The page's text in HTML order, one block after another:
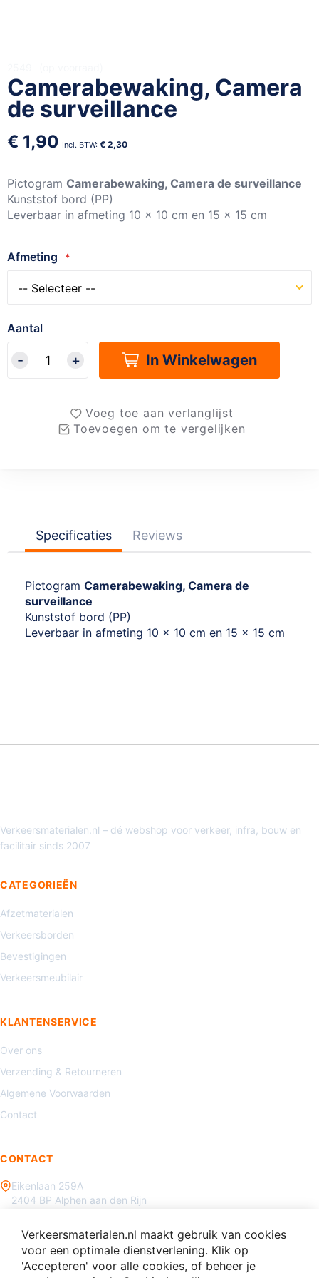
Camerabewaking, Camera
de surveillance
€ 1,90 € 2,30
Pictogram Camerabewaking, Camera de surveillance
Kunststof bord (PP)
Leverbaar in afmeting 10 x 10 cm en 15 x 15 cm
Afmeting
Aantal
In Winkelwagen
Voeg toe aan verlanglijst
Toevoegen om te vergelijken
naar
het
begin
de
gallerij
Specificaties Reviews
Pictogram Camerabewaking, Camera de
surveillance
Kunststof bord (PP)
Leverbaar in afmeting 10 x 10 cm en 15 x 15 cm
Verkeersmaterialen.nl – dé webshop voor verkeer, infra, bouw en
facilitair sinds 2007
CATEGORIEËN
Afzetmaterialen
Verkeersborden
Bevestigingen
Verkeersmeubilair
KLANTENSERVICE
Over ons
Verzending & Retourneren
Algemene Voorwaarden
Contact
CONTACT
Eikenlaan 259A
2404 BP Alphen aan den Rijn
info@verkeersmaterialen.nl
Verkeersmaterialen.nl maakt gebruik van cookies
voor een optimale dienstverlening. Klik op
'Accepteren' voor alle cookies, of beheer je